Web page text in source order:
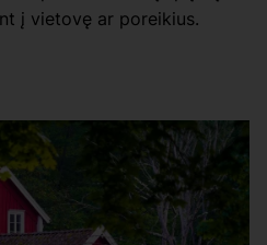
į vietovę ar poreikius.